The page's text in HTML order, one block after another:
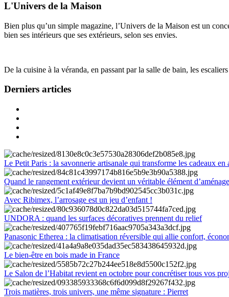
L'Univers de la Maison
Bien plus qu’un simple magazine, l’Univers de la Maison est un
bien ses intérieurs que ses extérieurs, selon ses envies.
De la cuisine à la véranda, en passant par la salle de bain, les
Derniers articles
Le Petit Paris : la savonnerie artisanale qui transforme les cadeaux en
Quand le rangement extérieur devient un véritable élément
Avec Ribimex, l’arrosage est un jeu d’enfant !
UNDORA : quand les surfaces décoratives prennent du relief
Panasonic Etherea : la climatisation réversible qui allie confort,
Le bien-être en bois made in France
Le Salon de l’Habitat revient en octobre pour concrétiser tous vos
Trois matières, trois univers, une même signature : Pierret